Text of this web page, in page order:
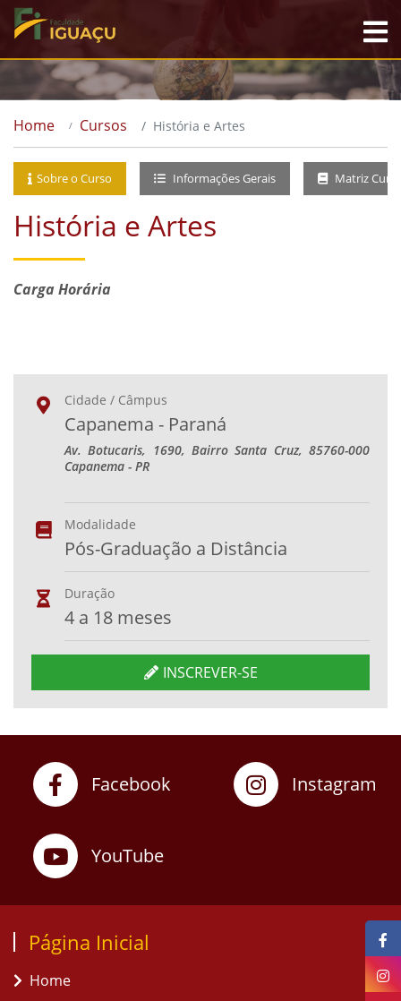
Home Cursos História e Artes
Sobre o Curso Informações Gerais Matriz
História e Artes
Carga Horária
Cidade / Câmpus
Capanema - Paraná
Av. Botucaris, 1690, Bairro Santa Cruz, 85760-000
Capanema - PR
Modalidade
Pós-Graduação a Distância
Duração
4 a 18 meses
INSCREVER-SE
Facebook Instagram
YouTube
Página Inicial
Home